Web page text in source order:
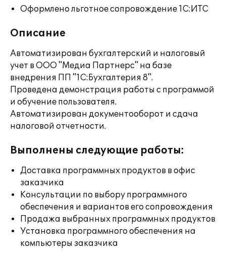
Оформлено льготное сопровождение 1С:ИТС
Описание
Автоматизирован бухгалтерский и налоговый
учет в ООО "Медиа Партнерс" на базе
внедрения ПП "1С:Бухгалтерия 8".
Проведена демонстрация работы с программой
и обучение пользователя.
Автоматизирован документооборот и сдача
налоговой отчетности.
Выполнены следующие работы:
Доставка программных продуктов в офис
заказчика
Консультации по выбору программного
обеспечения и вариантов его сопровождения
Продажа выбранных программных продуктов
Установка программного обеспечения на
компьютеры заказчика